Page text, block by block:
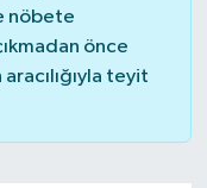
nöbete
önce
teyit